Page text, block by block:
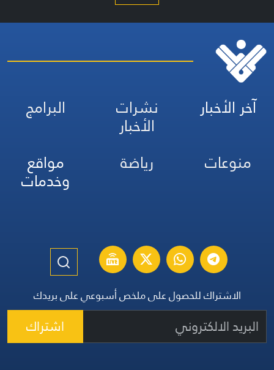
آخر الأخبار نشرات
الأخبار
البرامج
منوعات
رياضة مواقع
وخدمات
الاشتراك للحصول على ملخص أسبوعي على بريدك
اشتراك